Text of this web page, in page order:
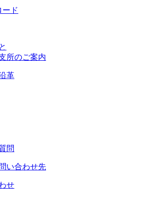
ード
所のご案内
革
問
い合わせ先
せ